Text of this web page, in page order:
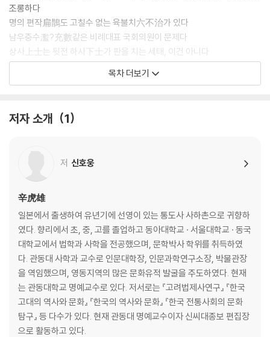
조롱하다
명의 편작扁鵲도 고칠수 없는 육불치六不治가 있다
남우충수濫?充數같은 비례대표 국회의원이 문제다
상사上士는 뒷전 하사下士가 판을 치는 세태, 이건 아니다
세상살이의 짜릿함은 와신상담에 있다
근본을 다스리지 않고서는 백약이 무효하다
문인은 협객과 일맥상통하는 면이 있다
개미구멍이라고 방치했다가는 둑이 무너진다
죽기를 각오한 마음에 사는 길이 있다
불운을 탓하지 않고 시련을 밑거름 삼아 절창을 이루다
인내야말로 모든 일처리의 바탕이다
03. 인재 발탁과 기용의 지혜
- 인재를 어떻게 알아보고 키울 것인가
유비, 삼고초려로 천재 공명을 발탁하다
사심을 버리고 자기보다 더 뛰어난 인재를 발탁한다
자기 장점에 다른 사람의 장점을 접목한다
목차 더보기
저자 소개 1
저 신호웅
辛虎雄
일본에서 출생하여 유년기에 선영이 있는 통도사 사하촌으로 귀향하
였다. 향리에서 초, 중, 고를 졸업하고 동아대학교 · 서울대학교 · 동국
대학교에서 법학과 사학을 전공했으며, 문학박사 학위를 취득하였
다. 관동대 사학과 교수로 인문대학장, 인문과학연구소장, 박물관장
을 역임했으며, 영동지역의 많은 문화유적 발굴을 주도하였다. 현재
는 관동대학교 명예교수로 있다. 저서로는 『고려법제사연구』 『한국
고대의 역사와 문화』 『한국의 역사와 문화』 『한국 전통사회의 문화
탐구』 등 다수가 있다. 현재 관동대 명예교수이자 신씨대종보 편집장
으로 활동하고 있다.